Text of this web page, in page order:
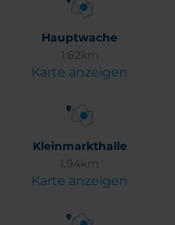
Hauptwache
1.62km
Karte anzeigen
Kleinmarkthalle
1.94km
Karte anzeigen